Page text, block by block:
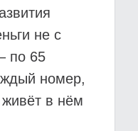
не с
по 65
номер,
живёт в нём